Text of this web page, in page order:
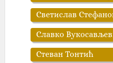
Светислав
Славко
Стеван Тонтић